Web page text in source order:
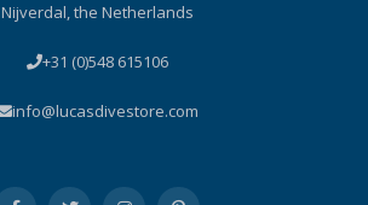
Nijverdal, the Netherlands
+31 (0)548 615106
info@lucasdivestore.com